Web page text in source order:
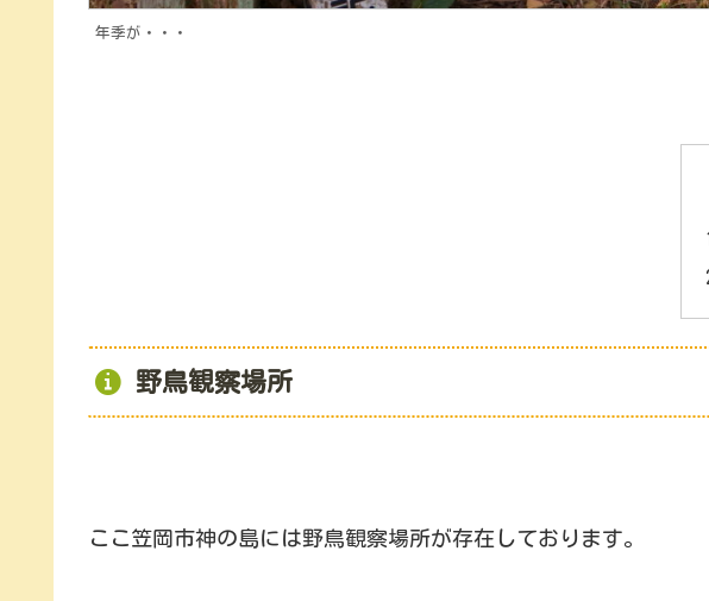
年季が・・・
野鳥観察場所
ここ笠岡市神の島には野鳥観察場所が存在しております。